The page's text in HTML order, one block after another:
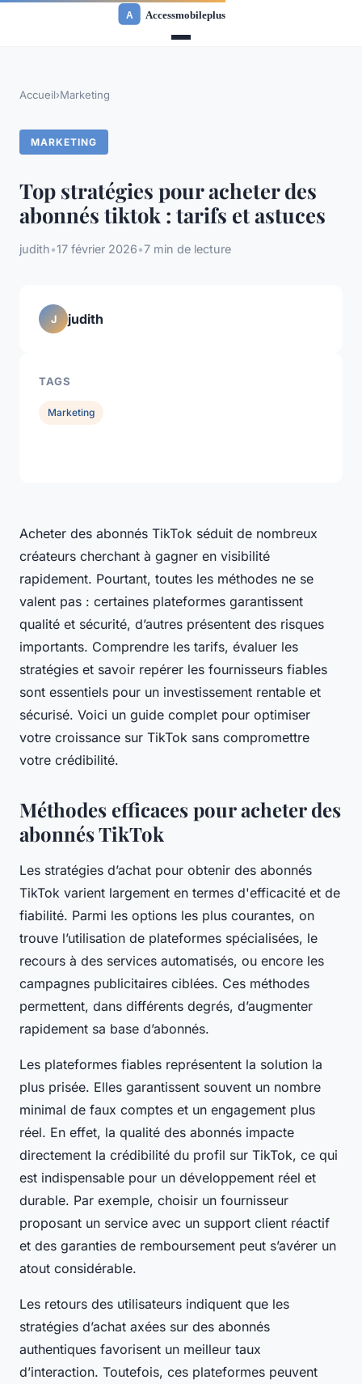
Accueil›Marketing
MARKETING
Top stratégies pour acheter des
abonnés tiktok : tarifs et astuces
judith•17 février 2026•7 min de lecture
Acheter des abonnés TikTok séduit de nombreux
créateurs cherchant à gagner en visibilité
rapidement. Pourtant, toutes les méthodes ne se
valent pas : certaines plateformes garantissent
qualité et sécurité, d’autres présentent des risques
importants. Comprendre les tarifs, évaluer les
stratégies et savoir repérer les fournisseurs fiables
sont essentiels pour un investissement rentable et
sécurisé. Voici un guide complet pour optimiser
votre croissance sur TikTok sans compromettre
votre crédibilité.
Méthodes efficaces pour acheter des
abonnés TikTok
Les stratégies d’achat pour obtenir des abonnés
TikTok varient largement en termes d'efficacité et de
fiabilité. Parmi les options les plus courantes, on
trouve l’utilisation de plateformes spécialisées, le
recours à des services automatisés, ou encore les
campagnes publicitaires ciblées. Ces méthodes
permettent, dans différents degrés, d’augmenter
rapidement sa base d’abonnés.
Les plateformes fiables représentent la solution la
plus prisée. Elles garantissent souvent un nombre
minimal de faux comptes et un engagement plus
réel. En effet, la qualité des abonnés impacte
directement la crédibilité du profil sur TikTok, ce qui
est indispensable pour un développement réel et
durable. Par exemple, choisir un fournisseur
proposant un service avec un support client réactif
et des garanties de remboursement peut s’avérer un
atout considérable.
Les retours des utilisateurs indiquent que les
stratégies d’achat axées sur des abonnés
authentiques favorisent un meilleur taux
d’interaction. Toutefois, ces plateformes peuvent
J judith
TAGS
Marketing